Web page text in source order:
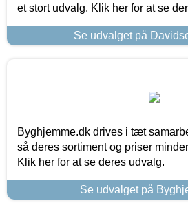
et stort udvalg. Klik her for at se
Se udvalget på
Byghjemme.dk drives i tæt
så deres sortiment og priser
Klik her for at se deres udvalg.
Se udvalget på